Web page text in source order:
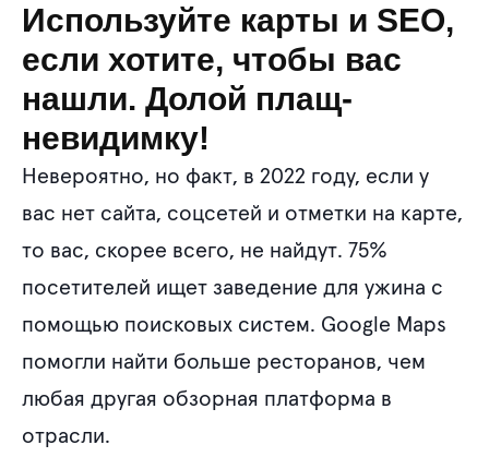
Используйте карты и SEO,
если хотите, чтобы вас
нашли. Долой плащ-
невидимку!
Невероятно, но факт, в 2022 году, если у
вас нет сайта, соцсетей и отметки на карте,
то вас, скорее всего, не найдут. 75%
посетителей ищет заведение для ужина с
помощью поисковых систем. Google Maps
помогли найти больше ресторанов, чем
любая другая обзорная платформа в
отрасли.